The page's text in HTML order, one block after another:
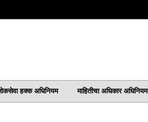
हक्क अधिनियम माहितीचा अधिकार अधिनियम